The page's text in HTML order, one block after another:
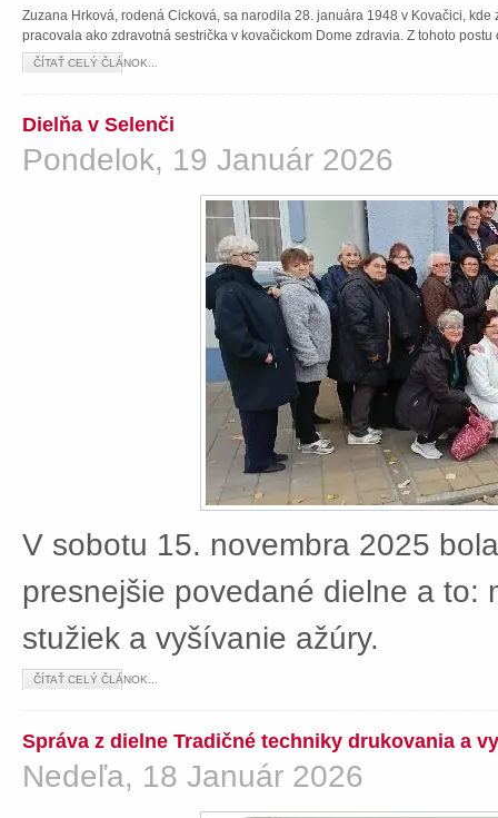
Zuzana Hrková, rodená Cicková, sa narodila 28. januára 1948 v Kovačici,
pracovala ako zdravotná sestrička v kovačickom Dome zdravia. Z tohoto
ČÍTAŤ CELÝ ČLÁNOK...
Dielňa v Selenči
Pondelok, 19 Január 2026
V sobotu 15. novembra 2025
presnejšie povedané dielne a to:
stužiek a vyšívanie ažúry.
ČÍTAŤ CELÝ ČLÁNOK...
Správa z dielne Tradičné techniky drukovania a
Nedeľa, 18 Január 2026